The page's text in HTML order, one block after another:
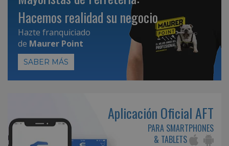
Hacemos realidad su negocio
Hazte franquiciado
de Maurer Point
SABER MÁS
Aplicación Oficial AFT
PARA SMARTPHONES
& TABLETS